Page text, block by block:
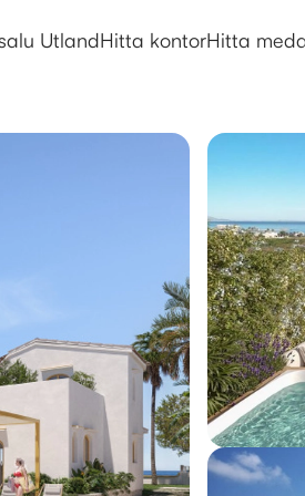
UtlandHitta kontorHitta